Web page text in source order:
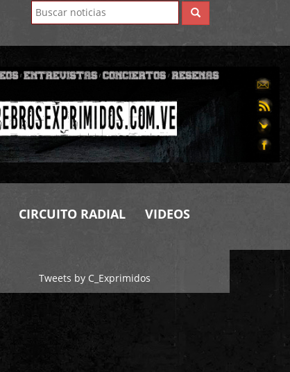
CIRCUITO RADIAL VIDEOS
Tweets by C_Exprimidos